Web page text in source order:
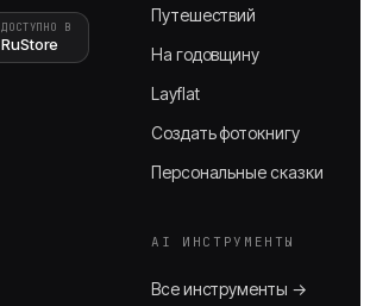
ДОСТУПНО В
RuStore
Путешествий
На годовщину
Layflat
Создать фотокнигу
Персональные сказки
AI ИНСТРУМЕНТЫ
Все инструменты →